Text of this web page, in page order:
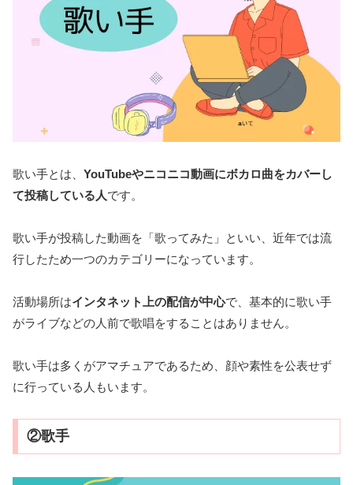
歌い手とは、 YouTubeやニコニコ動画にボカロ曲をカバーし
て投稿している人です。
歌い手が投稿した動画を「歌ってみた」といい、近年では流
行したため一つのカテゴリーになっています。
活動場所はインタネット上の配信が中心で、基本的に歌い手
がライブなどの人前で歌唱をすることはありません。
歌い手は多くがアマチュアであるため、顔や素性を公表せず
に行っている人もいます。
②歌手